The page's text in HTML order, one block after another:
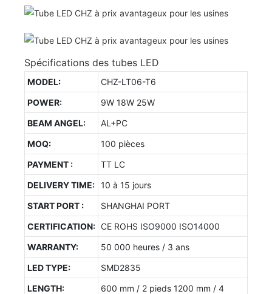
Spécifications des tubes LED
MODEL:
CHZ-LT06-T6
POWER:
9W 18W 25W
BEAM ANGEL:
AL+PC
MOQ:
100 pièces
PAYMENT :
TT LC
DELIVERY TIME: 10 à 15 jours
START PORT :
SHANGHAI PORT
CERTIFICATION: CE ROHS ISO9000 ISO14000
WARRANTY:
50 000 heures / 3 ans
LED TYPE:
SMD2835
LENGTH:
600 mm / 2 pieds 1200 mm / 4